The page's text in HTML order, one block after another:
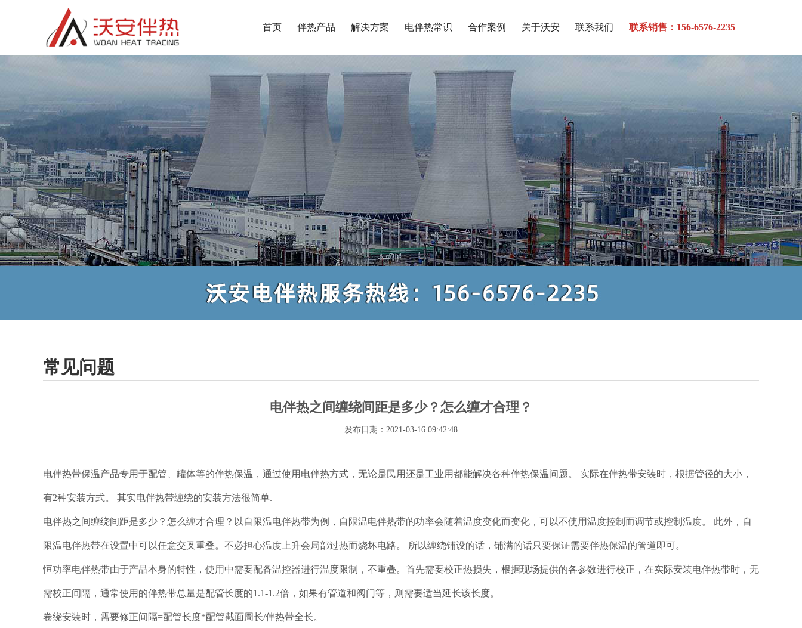
首页 伴热产品 解决方案 电伴热常识 合作案例 关于沃安 联系我们 联系销售：156-6576-2235
常见问题
电伴热之间缠绕间距是多少？怎么缠才合理？
发布日期：2021-03-16 09:42:48
电伴热带保温产品专用于配管、罐体等的伴热保温，通过使用电伴热方式，无论是民用还是工业用都能解决各种伴热保温问题。 实际在伴热带安装时，根据管径的大小，
有2种安装方式。 其实电伴热带缠绕的安装方法很简单.
电伴热之间缠绕间距是多少？怎么缠才合理？以自限温电伴热带为例，自限温电伴热带的功率会随着温度变化而变化，可以不使用温度控制而调节或控制温度。 此外，自
限温电伴热带在设置中可以任意交叉重叠。不必担心温度上升会局部过热而烧坏电路。 所以缠绕铺设的话，铺满的话只要保证需要伴热保温的管道即可。
恒功率电伴热带由于产品本身的特性，使用中需要配备温控器进行温度限制，不重叠。首先需要校正热损失，根据现场提供的各参数进行校正，在实际安装电伴热带时，无
需校正间隔，通常使用的伴热带总量是配管长度的1.1-1.2倍，如果有管道和阀门等，则需要适当延长该长度。
卷绕安装时，需要修正间隔=配管长度*配管截面周长/伴热带全长。